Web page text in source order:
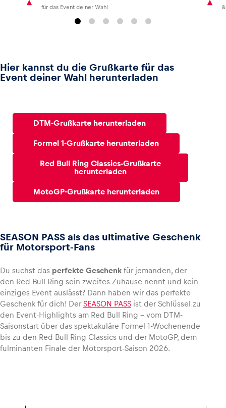
für das Event deiner Wahl
Hier kannst du die Grußkarte für das
Event deiner Wahl herunterladen
DTM-Grußkarte herunterladen
Formel 1-Grußkarte herunterladen
Red Bull Ring Classics-Grußkarte
herunterladen
MotoGP-Grußkarte herunterladen
SEASON PASS als das ultimative Geschenk
für Motorsport-Fans
Du suchst das perfekte Geschenk für jemanden, der
den Red Bull Ring sein zweites Zuhause nennt und kein
einziges Event auslässt? Dann haben wir das perfekte
Geschenk für dich! DerSEASON PASS ist der Schlüssel zu
den Event-Highlights am Red Bull Ring – vom DTM-
Saisonstart über das spektakuläre Formel-1-Wochenende
bis zu den Red Bull Ring Classics und der MotoGP, dem
fulminanten Finale der Motorsport-Saison 2026.